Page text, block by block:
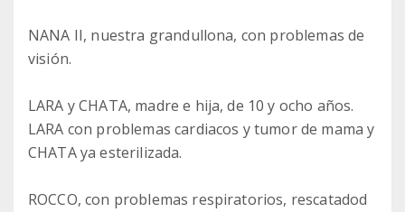
NANA II, nuestra grandullona, con problemas de
visión.
LARA y CHATA, madre e hija, de 10 y ocho años.
LARA con problemas cardiacos y tumor de mama y
CHATA ya esterilizada.
ROCCO, con problemas respiratorios, rescatadod